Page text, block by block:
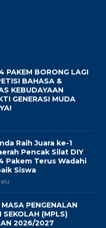
PAKEM BORONG LAGI
BAHASA &
KEBUDAYAAN
GENERASI MUDA
Raih Juara ke-1
Pencak Silat DIY
Pakem Terus Wadahi
Siswa
PENGENALAN
SEKOLAH (MPLS)
2026/2027